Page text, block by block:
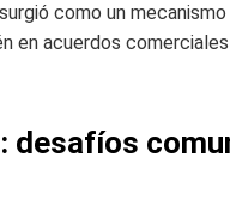
como un
en acuerdos
desafíos